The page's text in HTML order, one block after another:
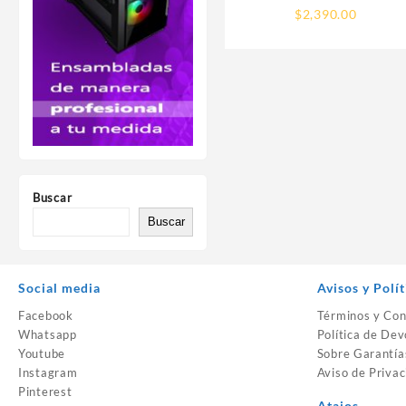
Buscar
Buscar
5500 S-AM4 6 CORE 3.6
$2,390.00
Social media
Facebook
Whatsapp
Youtube
Instagram
Pinterest
Avisos y
Términos y
Política de
Sobre
Aviso de